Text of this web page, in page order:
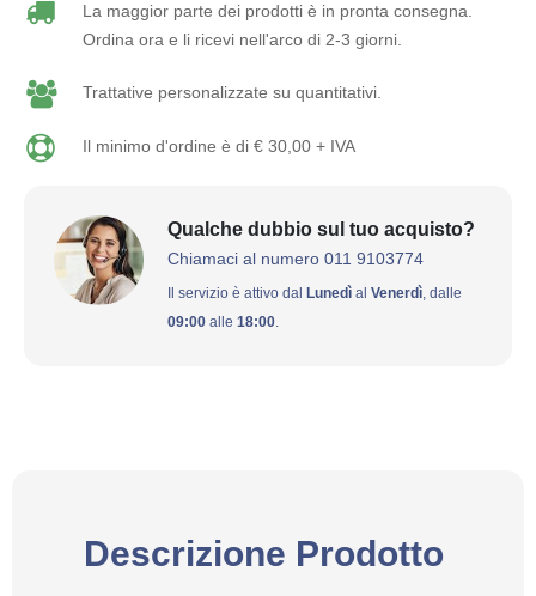
La maggior parte dei prodotti è in pronta consegna.
Ordina ora e li ricevi nell'arco di 2-3 giorni.
Trattative personalizzate su quantitativi.
Il minimo d'ordine è di € 30,00 + IVA
Qualche dubbio sul tuo acquisto?
Chiamaci al numero 011 9103774
Il servizio è attivo dal Lunedì al Venerdì , dalle
09:00 alle 18:00
Descrizione Prodotto